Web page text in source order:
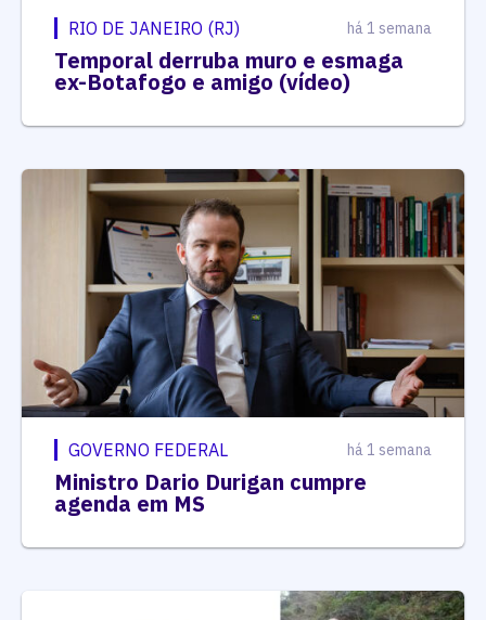
GOVERNO FEDERAL há 1 semana
Ministro Dario Durigan cumpre
agenda em MS